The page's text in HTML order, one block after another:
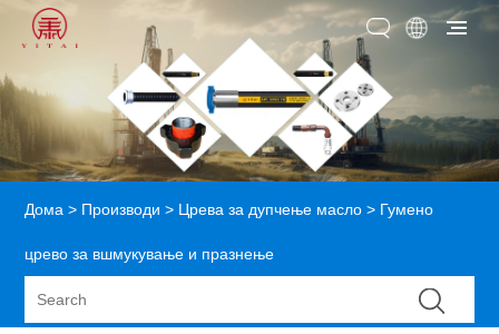
Дома > Производи > Црева за дупчење масло > Гумено
црево за вшмукување и празнење